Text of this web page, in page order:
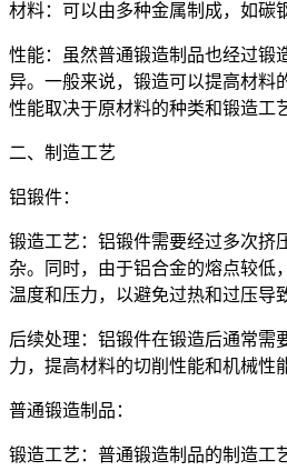
材料：可以由多种金属制成，如碳
性能：虽然普通锻造制品也经过锻
异。一般来说，锻造可以提高材料
性能取决于原材料的种类和锻造工
二、制造工艺
铝锻件：
锻造工艺：铝锻件需要经过多次挤
杂。同时，由于铝合金的熔点较低
温度和压力，以避免过热和过压导
后续处理：铝锻件在锻造后通常需
力，提高材料的切削性能和机械性
普通锻造制品：
锻造工艺：普通锻造制品的制造工